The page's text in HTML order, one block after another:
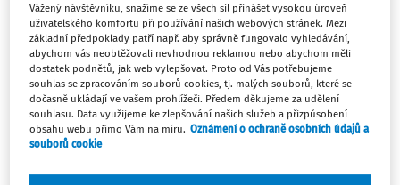
příležitostí (PROP) při NPI se zaváděním pozice
sociálního pedagoga ve školách.
Na příkladech tří sociálních pedagožek ve třech různých
školách ukazuje, jak tato profese dokáže být rozmanitá a
vychází vstřícaktuálním potřebám žáků a žákyní,
vyučujících i celé školní komunity
Vážený návštěvníku, snažíme se ze všech sil přinášet vysokou úroveň
uživatelského komfortu při používání našich webových stránek. Mezi
základní předpoklady patří např. aby správně fungovalo vyhledávání,
abychom vás neobtěžovali nevhodnou reklamou nebo abychom měli
dostatek podnětů, jak web vylepšovat. Proto od Vás potřebujeme
souhlas se zpracováním souborů cookies, tj. malých souborů, které se
dočasně ukládají ve vašem prohlížeči. Předem děkujeme za udělení
souhlasu. Data využijeme ke zlepšování našich služeb a přizpůsobení
obsahu webu přímo Vám na míru. Oznámení o ochraně osobních údajů a
souborů cookie